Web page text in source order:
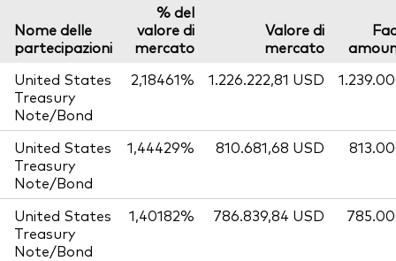
Nome delle
partecipazioni
% del
valore di
mercato
Valore di
mercato
United States
Treasury
Note/Bond
2,18461% 1.226.222,81 USD
United States
Treasury
Note/Bond
1,44429% 810.681,68 USD
United States
Treasury
Note/Bond
1,40182% 786.839,84 USD